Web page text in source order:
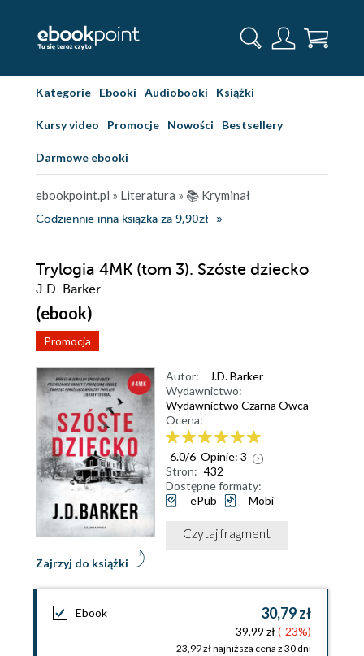
Kategorie Ebooki Audiobooki Książki
Kursy video Promocje Nowości Bestsellery
Darmowe ebooki
ebookpoint.pl » Literatura » 📚 Kryminał
Codziennie inna książka za 9,90zł
Trylogia 4MK (tom 3). Szóste dziecko
J.D. Barker
(ebook)
Promocja
Zajrzyj do książki
Autor:
J.D. Barker
Wydawnictwo:
Wydawnictwo Czarna Owca
Ocena:
6.0/6 Opinie: 3
Stron: 432
Dostępne formaty:
ePub
Mobi
Czytaj fragment
Ebook 30,79 zł
39,99 zł(-23%)
23,99 zł najniższa cena z 30 dni